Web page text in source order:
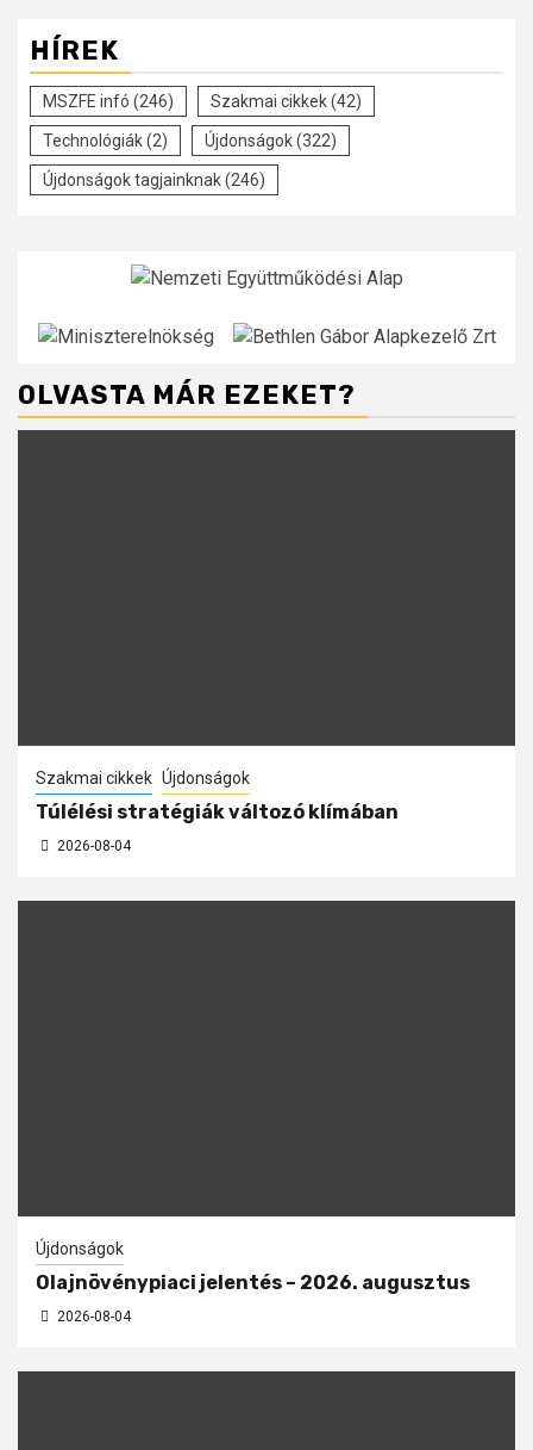
HÍREK
MSZFE infó (246) Szakmai cikkek(42)
Technológiák(2) Újdonságok(322)
Újdonságok tagjainknak(246)
OLVASTA MÁR EZEKET?
Szakmai cikkek Újdonságok
Túlélési stratégiák változó klímában
2026-08-04
Újdonságok
Olajnövénypiaci jelentés – 2026. augusztus
2026-08-04